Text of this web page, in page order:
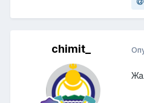
chimit_